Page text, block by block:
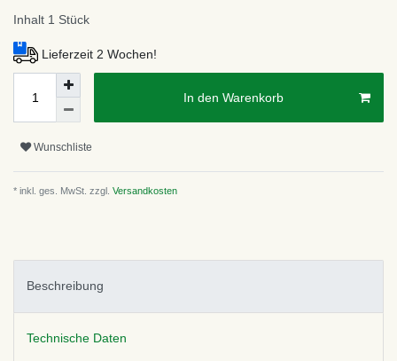
Inhalt 1 Stück
Lieferzeit 2 Wochen!
In den Warenkorb
Wunschliste
* inkl. ges. MwSt. zzgl. Versandkosten
Beschreibung
Technische Daten